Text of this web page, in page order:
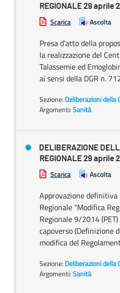
REGIONALE 29 aprile
Scarica Ascolta
Presa d’atto della
la realizzazione del
Talassemie ed
ai sensi della DGR n.
Sezione: Deliberazioni della
Argomenti:Sanità
DELIBERAZIONE
REGIONALE 29 aprile
Scarica Ascolta
Approvazione definitiva
Regionale “Modifica
Regionale 9/2014
capoverso (Definizione
modifica del
Sezione: Deliberazioni della
Argomenti:Sanità